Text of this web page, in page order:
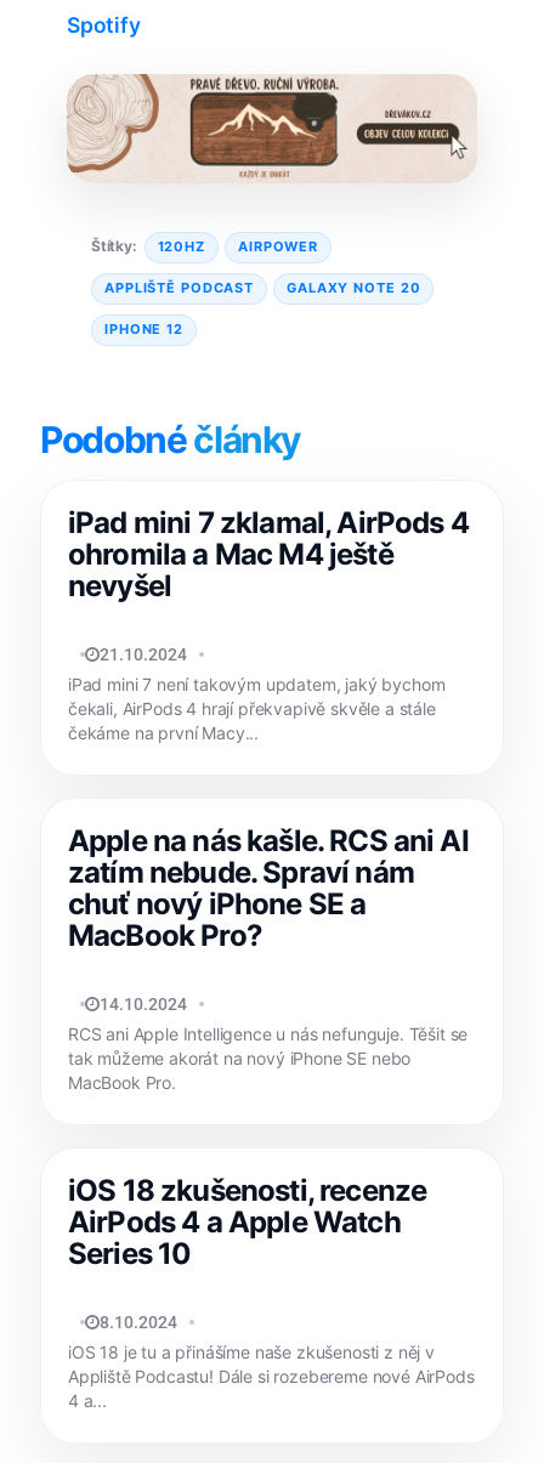
Spotify
Štítky: 120HZ AIRPOWER
APPLIŠTĚ PODCAST GALAXY NOTE 20
IPHONE 12
Podobnéčlánky
iPad mini 7 zklamal, AirPods 4
ohromila a Mac M4 ještě
nevyšel
TOMÁŠ SVOBODA
21.10.2024
iPad mini 7 není takovým updatem, jaký bychom
čekali, AirPods 4 hrají překvapivě skvěle a stále
čekáme na první Macy...
Apple na nás kašle. RCS ani AI
zatím nebude. Spraví nám
chuť nový iPhone SE a
MacBook Pro?
TOMÁŠ SVOBODA
14.10.2024
RCS ani Apple Intelligence u nás nefunguje. Těšit se
tak můžeme akorát na nový iPhone SE nebo
MacBook Pro.
iOS 18 zkušenosti, recenze
AirPods 4 a Apple Watch
Series 10
TOMÁŠ SVOBODA
8.10.2024
iOS 18 je tu a přinášíme naše zkušenosti z něj v
Appliště Podcastu! Dále si rozebereme nové AirPods
4 a...